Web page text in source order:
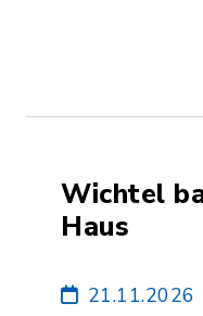
Wichtel
Haus
21.11.2026